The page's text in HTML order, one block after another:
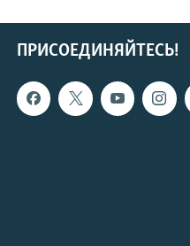
ПРИСОЕДИНЯЙТЕСЬ!